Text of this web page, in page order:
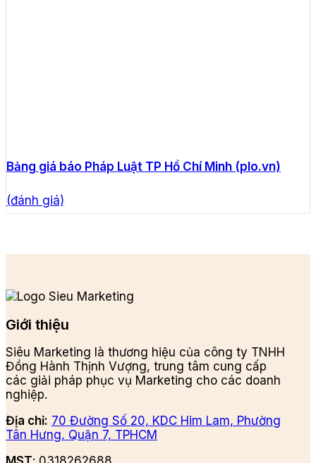
Bảng giá báo Pháp Luật TP Hồ Chí Minh (plo.vn)
(đánh giá)
Giới thiệu
Siêu Marketing là thương hiệu của công ty TNHH
Đồng Hành Thịnh Vượng, trung tâm cung cấp
các giải pháp phục vụ Marketing cho các doanh
nghiệp.
Địa chỉ: 70 Đường Số 20, KDC Him Lam, Phường
Tân Hưng, Quận 7, TPHCM